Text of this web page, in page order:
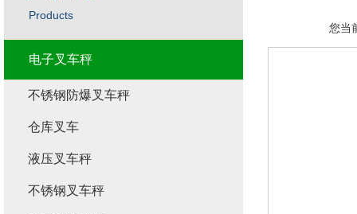
您当
Products
电子叉车秤
不锈钢防爆叉车秤
仓库叉车
液压叉车秤
不锈钢叉车秤